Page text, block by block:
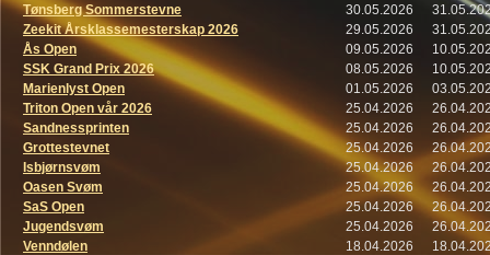
Tønsberg Sommerstevne
30.05.2026
Zeekit Årsklassemesterskap 2026
29.05.2026
Ås Open
09.05.2026
SSK Grand Prix 2026
08.05.2026
Marienlyst Open
01.05.2026
Triton Open vår 2026
25.04.2026
Sandnessprinten
25.04.2026
Grottestevnet
25.04.2026
Isbjørnsvøm
25.04.2026
Oasen Svøm
25.04.2026
SaS Open
25.04.2026
Jugendsvøm
25.04.2026
Venndølen
18.04.2026